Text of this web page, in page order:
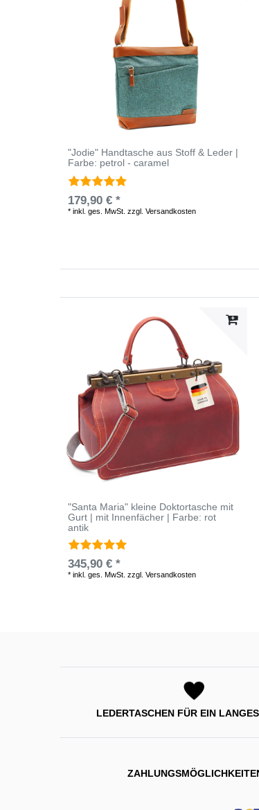
"Jodie" Handtasche aus Stoff & Leder |
Farbe: petrol - caramel
179,90 € *
*inkl. ges. MwSt. zzgl.Versandkosten
"Santa Maria" kleine Doktortasche mit
Gurt | mit Innenfächer | Farbe: rot
antik
345,90 € *
*inkl. ges. MwSt. zzgl.Versandkosten
LEDERTASCHEN FÜR EIN